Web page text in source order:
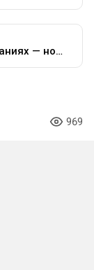
Чат в маркетинговых исследованиях — новая реальность — Маркетинг на vc.ru
969